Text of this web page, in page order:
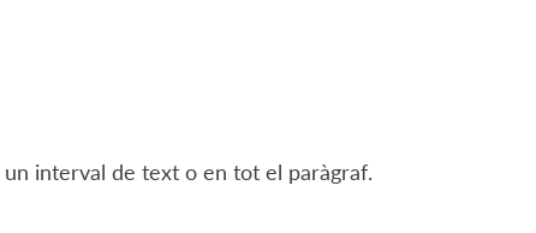
interval de text o en tot el paràgraf.